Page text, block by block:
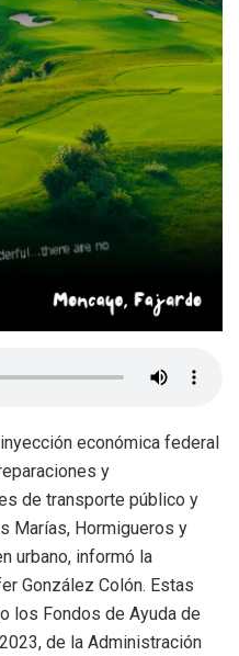
económica federal
y
de transporte público y
Marías, Hormigueros y
urbano, informó la
González Colón. Estas
los Fondos de Ayuda de
de la Administración